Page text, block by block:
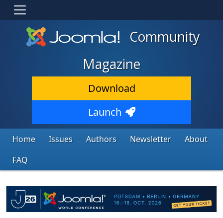
Community
Magazine
Download
Launch
Home Issues Authors Newsletter
About
FAQ